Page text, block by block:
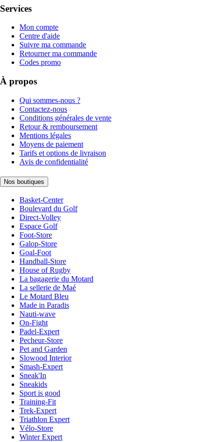
Services
Mon compte
Centre d'aide
Suivre ma commande
Retourner ma commande
Codes promo
À propos
Qui sommes-nous ?
Contactez-nous
Conditions générales de vente
Retour & remboursement
Mentions légales
Moyens de paiement
Tarifs et options de livraison
Avis de confidentialité
Nos boutiques
Basket-Center
Boulevard du Golf
Direct-Volley
Espace Golf
Foot-Store
Galop-Store
Goal-Foot
Handball-Store
House of Rugby
La bagagerie du Motard
La sellerie de Maé
Le Motard Bleu
Made in Paradis
Nauti-wave
On-Fight
Padel-Expert
Pecheur-Store
Pet and Garden
Slowood Interior
Smash-Expert
Sneak'In
Sneakids
Sport is good
Training-Fit
Trek-Expert
Triathlon Expert
Vélo-Store
Winter Expert